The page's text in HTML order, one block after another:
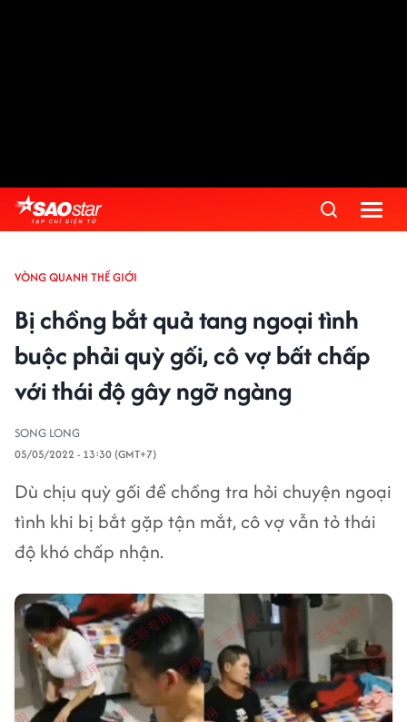
VÒNG QUANH THẾ GIỚI
Bị chồng bắt quả tang ngoại tình
buộc phải quỳ gối, cô vợ bất chấp
với thái độ gây ngỡ ngàng
SONG LONG
05/05/2022 - 13:30 (GMT+7)
Dù chịu quỳ gối để chồng tra hỏi chuyện ngoại
tình khi bị bắt gặp tận mắt, cô vợ vẫn tỏ thái
độ khó chấp nhận.